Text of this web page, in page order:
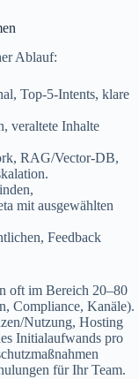
Ablauf:
Top‑5‑Intents, klare
veraltete Inhalte
RAG/Vector‑DB,
mit ausgewählten
Feedback
oft im Bereich 20–80
Compliance, Kanäle).
Nutzung, Hosting
Initialaufwands pro
für Ihr Team.